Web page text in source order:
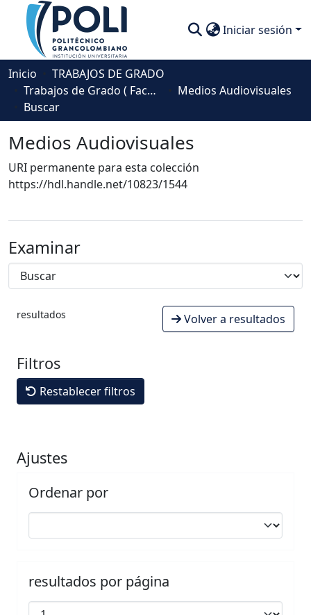
Iniciar sesión
Comunidades
Descubre
Inicio
TRABAJOS DE GRADO
Trabajos de Grado ( Facultad de Sociedad, Cultura y Creatividad)
Medios Audiovisuales
Buscar
Medios Audiovisuales
URI permanente para esta colección
https://hdl.handle.net/10823/1544
Examinar
resultados Volver a resultados
Filtros
Restablecer filtros
Ajustes
Ordenar por
resultados por página